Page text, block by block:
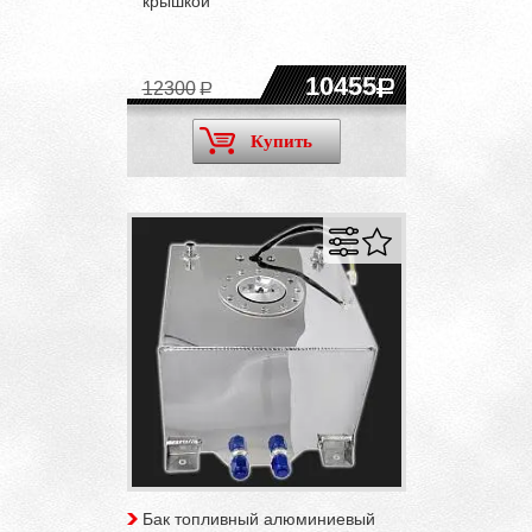
10455
12300
Купить
Бак топливный алюминиевый